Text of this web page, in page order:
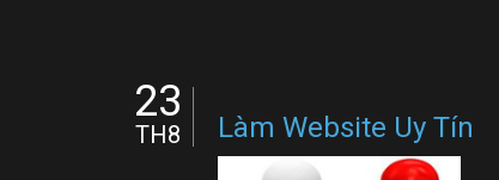
Làm Website Uy Tín
23
TH8